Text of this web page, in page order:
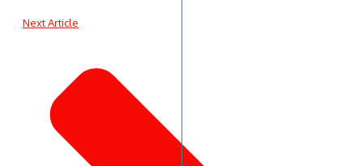
Next Article